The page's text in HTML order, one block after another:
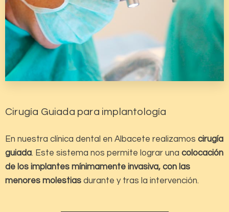
Cirugía Guiada para implantología
En nuestra clínica dental en Albacete realizamos cirugía
guiada. Este sistema nos permite lograr una colocación
de los implantes mínimamente invasiva, con las
menores molestias durante y tras la intervención.